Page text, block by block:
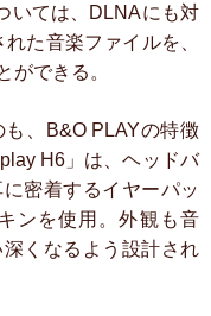
いては、DLNAにも対
た音楽ファイルを、
ができる。
、B&O PLAYの特徴
H6」は、ヘッドバ
密着するイヤーパッ
ンを使用。外観も音
くなるよう設計され